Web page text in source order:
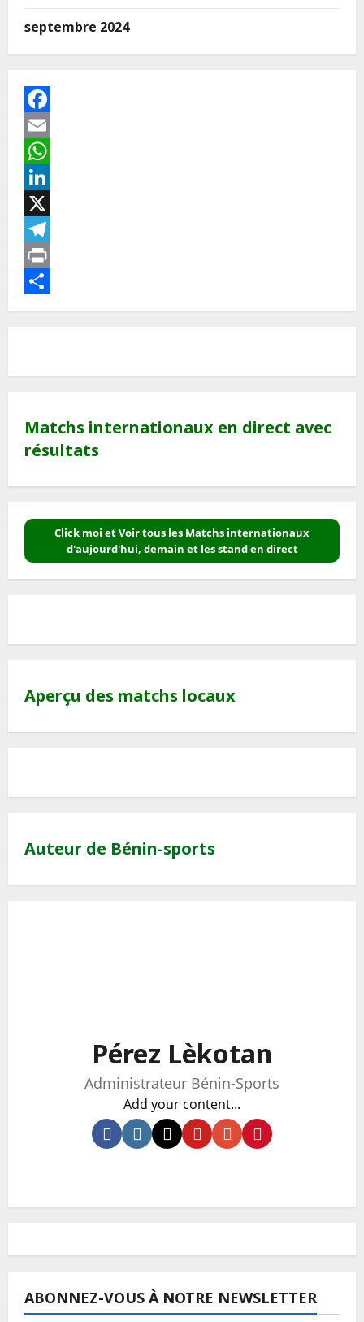
septembre 2024
Facebook
Email
WhatsApp
LinkedIn
X
Telegram
Print
Partager
Matchs internationaux en direct avec
résultats
Click moi et Voir tous les Matchs internationaux
d'aujourd'hui, demain et les stand en direct
Aperçu des matchs locaux
Auteur de Bénin-sports
Pérez Lèkotan
Administrateur Bénin-Sports
Add your content...
ABONNEZ-VOUS À NOTRE NEWSLETTER